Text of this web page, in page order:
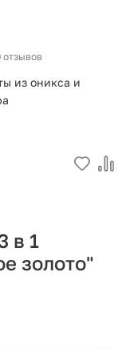
отзывов
из оникса и
в 1
золото"